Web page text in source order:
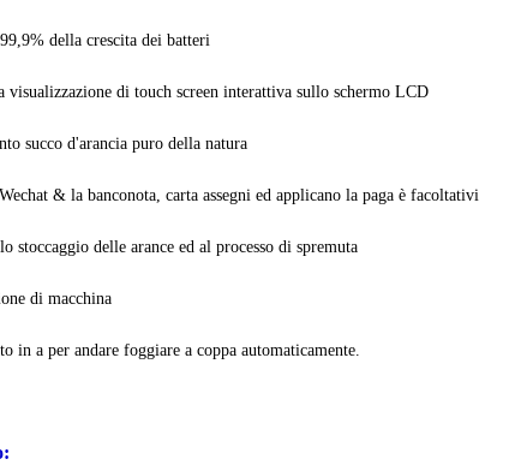
della crescita dei batteri
di touch screen interattiva sullo schermo LCD
succo d'arancia puro della natura
& la banconota, carta assegni ed applicano la paga è facoltativi
delle arance ed al processo di spremuta
di macchina
in a per andare foggiare a coppa automaticamente.